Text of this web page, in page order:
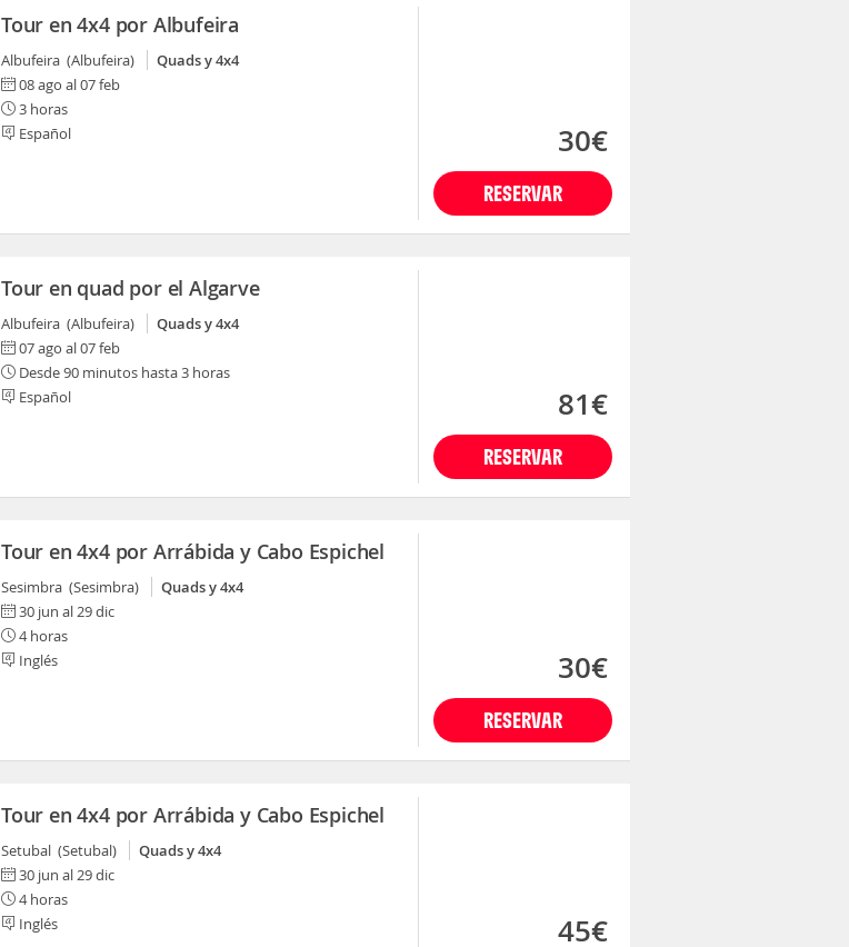
Tour en 4x4 por Albufeira
Albufeira (Albufeira)
Quads y 4x4
08 ago al 07 feb
3 horas
Español
RESERVAR
30€
Tour en quad por el Algarve
Albufeira (Albufeira)
Quads y 4x4
07 ago al 07 feb
Desde 90 minutos hasta 3 horas
Español
RESERVAR
81€
Tour en 4x4 por Arrábida y Cabo Espichel
Sesimbra (Sesimbra)
Quads y 4x4
30 jun al 29 dic
4 horas
Inglés
RESERVAR
30€
Tour en 4x4 por Arrábida y Cabo Espichel
Setubal (Setubal)
Quads y 4x4
30 jun al 29 dic
4 horas
Inglés
45€